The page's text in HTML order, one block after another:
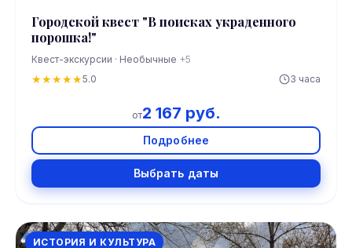
Городской квест "В поисках украденного
порошка!"
Квест-экскурсии · Необычные +5
★★★★★5.0 3 часа
от2 167 руб.
Подробнее
Выбрать даты
ИСТОРИЯ И КУЛЬТУРА